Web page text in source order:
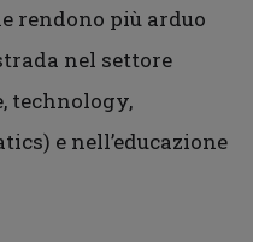
rendono più arduo
nel settore
technology,
e nell’educazione